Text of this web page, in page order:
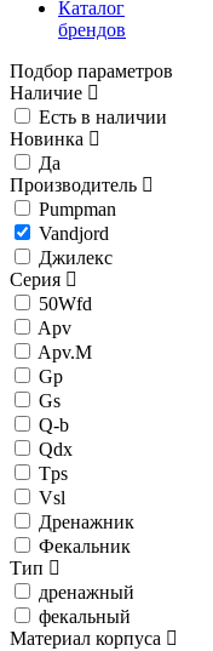
Каталог
брендов
Подбор параметров
Наличие
Есть в наличии
Новинка
Да
Производитель
Pumpman
Vandjord
Джилекс
Серия
50Wfd
Apv
Apv.M
Gp
Gs
Q-b
Qdx
Tps
Vsl
Дренажник
Фекальник
Тип
дренажный
фекальный
Материал корпуса